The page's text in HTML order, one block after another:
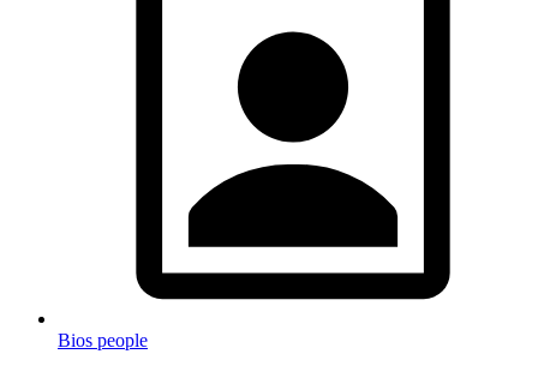
Bios people